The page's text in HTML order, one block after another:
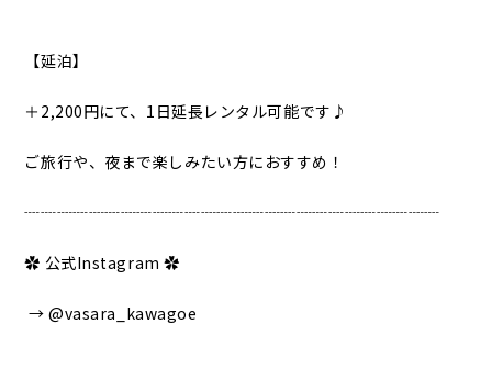
【延泊】
＋2,200円にて、1日延長レンタル可能です♪
ご旅行や、夜まで楽しみたい方におすすめ！
┈┈┈┈┈┈┈┈┈┈┈┈┈┈┈┈┈┈┈┈┈┈┈┈┈┈
✿ 公式Instagram ✿
→ @vasara_kawagoe